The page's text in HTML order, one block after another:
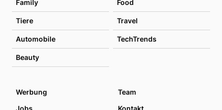
Family Food
Tiere Travel
Automobile TechTrends
Beauty
Werbung
Team
Jobs
Kontakt